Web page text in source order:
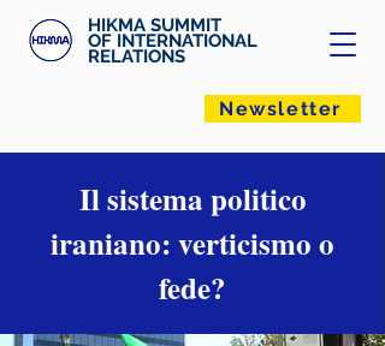
HIKMA SUMMIT
OF INTERNATIONAL
RELATIONS
Newsletter
Il sistema politico
iraniano: verticismo o
fede?